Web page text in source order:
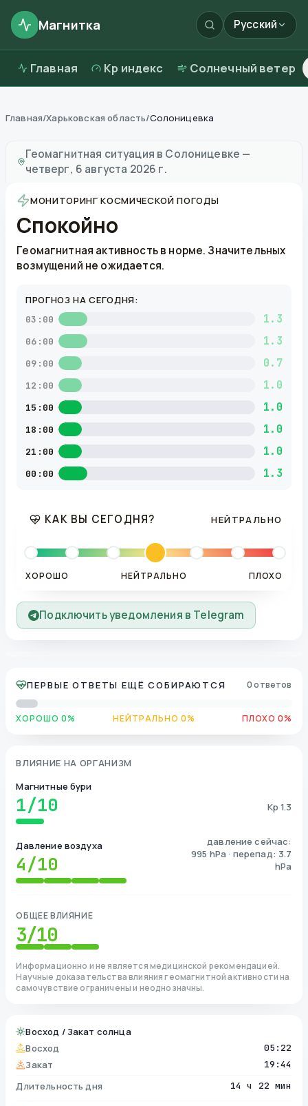
Магнитка Русский
Главная Kp индекс Солнечный ветер
Главная/Харьковская область/Солоницевка
Геомагнитная ситуация в Солоницевке —
четверг, 6 августа 2026 г.
МОНИТОРИНГ КОСМИЧЕСКОЙ ПОГОДЫ
Спокойно
Геомагнитная активность в норме. Значительных
возмущений не ожидается.
ПРОГНОЗ НА СЕГОДНЯ:
03:00 1.3
06:00 1.3
09:00 0.7
12:00 1.0
15:00 1.0
18:00 1.0
21:00 1.0
00:00 1.3
КАК ВЫ СЕГОДНЯ? НЕЙТРАЛЬНО
ХОРОШО НЕЙТРАЛЬНО ПЛОХО
Подключить уведомления в Telegram
ПЕРВЫЕ ОТВЕТЫ ЕЩЁ СОБИРАЮТСЯ 0 ответов
ХОРОШО 0% НЕЙТРАЛЬНО 0% ПЛОХО 0%
ВЛИЯНИЕ НА ОРГАНИЗМ
Магнитные бури
1/10 Kp 1.3
Давление воздуха
4/10
давление сейчас:
995 hPa · перепад: 3.7
hPa
ОБЩЕЕ ВЛИЯНИЕ
3/10
Информационно и не является медицинской рекомендацией.
Научные доказательства влияния геомагнитной активности на
самочувствие ограничены и неоднозначны.
Восход / Закат солнца
Восход
05:22
Закат 19:44
Длительность дня 14 ч 22 мин